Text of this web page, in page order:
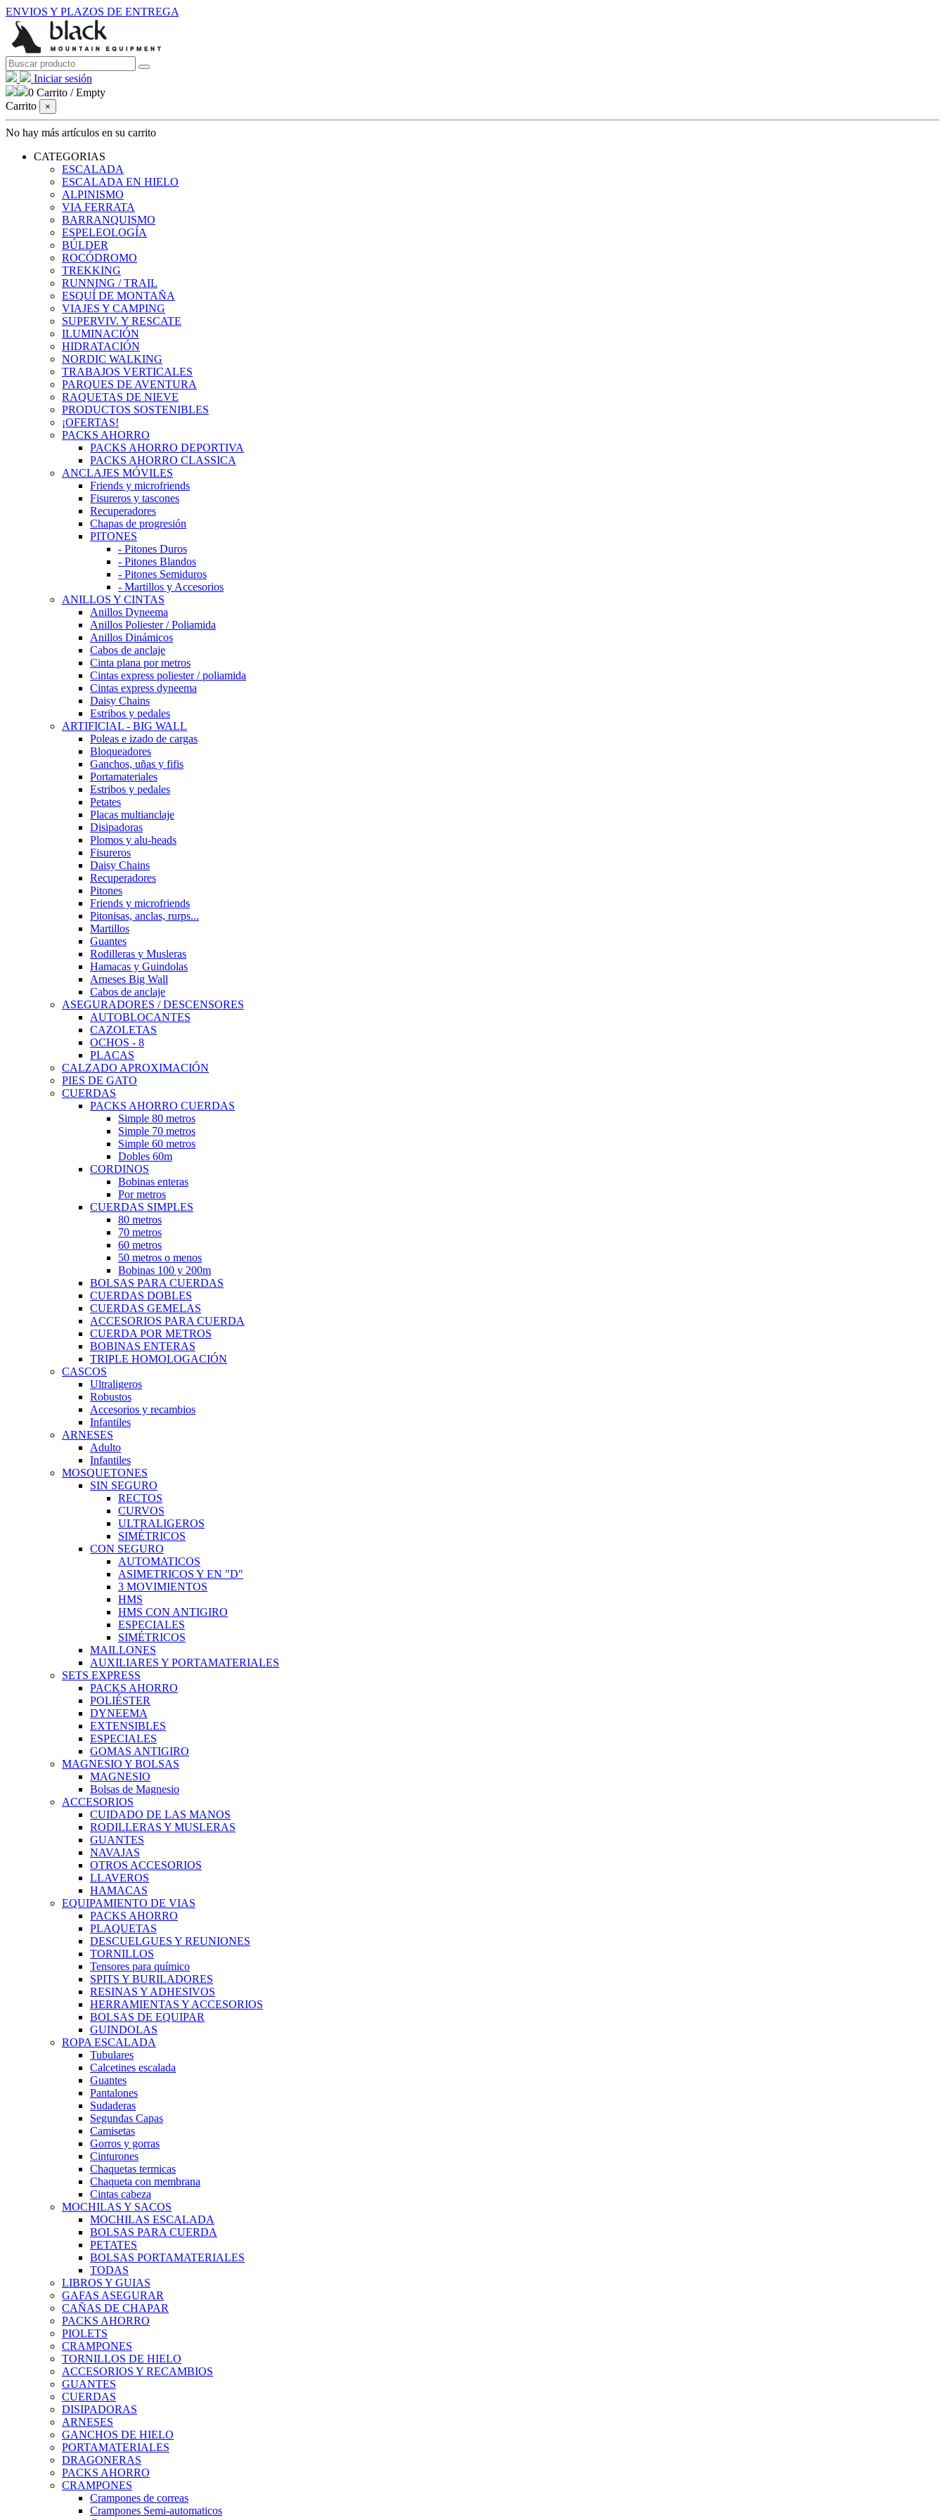
ENVIOS Y PLAZOS DE ENTREGA
Iniciar sesión
0 Carrito /Empty
Carrito
×
No hay más artículos en su carrito
CATEGORIAS
ESCALADA
ESCALADA EN HIELO
ALPINISMO
VIA FERRATA
BARRANQUISMO
ESPELEOLOGÍA
BÚLDER
ROCÓDROMO
TREKKING
RUNNING / TRAIL
ESQUÍ DE MONTAÑA
VIAJES Y CAMPING
SUPERVIV. Y RESCATE
ILUMINACIÓN
HIDRATACIÓN
NORDIC WALKING
TRABAJOS VERTICALES
PARQUES DE AVENTURA
RAQUETAS DE NIEVE
PRODUCTOS SOSTENIBLES
¡OFERTAS!
PACKS AHORRO
PACKS AHORRO DEPORTIVA
PACKS AHORRO CLASSICA
ANCLAJES MÓVILES
Friends y microfriends
Fisureros y tascones
Recuperadores
Chapas de progresión
PITONES
- Pitones Duros
- Pitones Blandos
- Pitones Semiduros
- Martillos y Accesorios
ANILLOS Y CINTAS
Anillos Dyneema
Anillos Poliester / Poliamida
Anillos Dinámicos
Cabos de anclaje
Cinta plana por metros
Cintas express poliester / poliamida
Cintas express dyneema
Daisy Chains
Estribos y pedales
ARTIFICIAL - BIG WALL
Poleas e izado de cargas
Bloqueadores
Ganchos, uñas y fifis
Portamateriales
Estribos y pedales
Petates
Placas multianclaje
Disipadoras
Plomos y alu-heads
Fisureros
Daisy Chains
Recuperadores
Pitones
Friends y microfriends
Pitonisas, anclas, rurps...
Martillos
Guantes
Rodilleras y Musleras
Hamacas y Guindolas
Arneses Big Wall
Cabos de anclaje
ASEGURADORES / DESCENSORES
AUTOBLOCANTES
CAZOLETAS
OCHOS - 8
PLACAS
CALZADO APROXIMACIÓN
PIES DE GATO
CUERDAS
PACKS AHORRO CUERDAS
Simple 80 metros
Simple 70 metros
Simple 60 metros
Dobles 60m
CORDINOS
Bobinas enteras
Por metros
CUERDAS SIMPLES
80 metros
70 metros
60 metros
50 metros o menos
Bobinas 100 y 200m
BOLSAS PARA CUERDAS
CUERDAS DOBLES
CUERDAS GEMELAS
ACCESORIOS PARA CUERDA
CUERDA POR METROS
BOBINAS ENTERAS
TRIPLE HOMOLOGACIÓN
CASCOS
Ultraligeros
Robustos
Accesorios y recambios
Infantiles
ARNESES
Adulto
Infantiles
MOSQUETONES
SIN SEGURO
RECTOS
CURVOS
ULTRALIGEROS
SIMÉTRICOS
CON SEGURO
AUTOMATICOS
ASIMETRICOS Y EN "D"
3 MOVIMIENTOS
HMS
HMS CON ANTIGIRO
ESPECIALES
SIMÉTRICOS
MAILLONES
AUXILIARES Y PORTAMATERIALES
SETS EXPRESS
PACKS AHORRO
POLIÉSTER
DYNEEMA
EXTENSIBLES
ESPECIALES
GOMAS ANTIGIRO
MAGNESIO Y BOLSAS
MAGNESIO
Bolsas de Magnesio
ACCESORIOS
CUIDADO DE LAS MANOS
RODILLERAS Y MUSLERAS
GUANTES
NAVAJAS
OTROS ACCESORIOS
LLAVEROS
HAMACAS
EQUIPAMIENTO DE VIAS
PACKS AHORRO
PLAQUETAS
DESCUELGUES Y REUNIONES
TORNILLOS
Tensores para químico
SPITS Y BURILADORES
RESINAS Y ADHESIVOS
HERRAMIENTAS Y ACCESORIOS
BOLSAS DE EQUIPAR
GUINDOLAS
ROPA ESCALADA
Tubulares
Calcetines escalada
Guantes
Pantalones
Sudaderas
Segundas Capas
Camisetas
Gorros y gorras
Cinturones
Chaquetas termicas
Chaqueta con membrana
Cintas cabeza
MOCHILAS Y SACOS
MOCHILAS ESCALADA
BOLSAS PARA CUERDA
PETATES
BOLSAS PORTAMATERIALES
TODAS
LIBROS Y GUIAS
GAFAS ASEGURAR
CAÑAS DE CHAPAR
PACKS AHORRO
PIOLETS
CRAMPONES
TORNILLOS DE HIELO
ACCESORIOS Y RECAMBIOS
GUANTES
CUERDAS
DISIPADORAS
ARNESES
GANCHOS DE HIELO
PORTAMATERIALES
DRAGONERAS
PACKS AHORRO
CRAMPONES
Crampones de correas
Crampones Semi-automaticos